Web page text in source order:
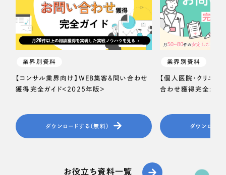
業界別資料
【コンサル業界向け】WEB集客＆問い合わせ
獲得完全ガイド＜2025年版＞
ダウンロードする（無料）
業界別資料
【個人医院・クリニッ
合わせ獲得完全ガイ
ダウンロード
お役立ち資料一覧